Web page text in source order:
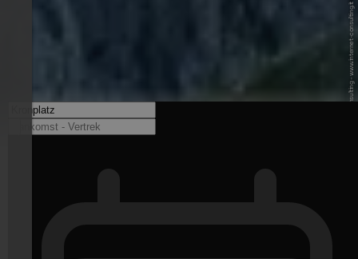
© Internet Consulting - www.internet-consulting.it